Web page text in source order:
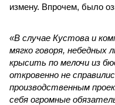
измену. Впрочем, было
«В случае Кустова и
мягко говоря, небедных
крысить по мелочи из
откровенно не
производственным
себя огромные